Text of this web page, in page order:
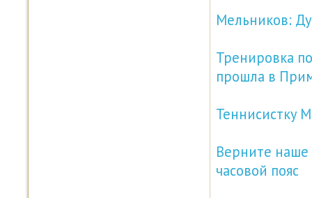
Мельников:
Тренировка
прошла в
Теннисистку
Верните
часовой пояс